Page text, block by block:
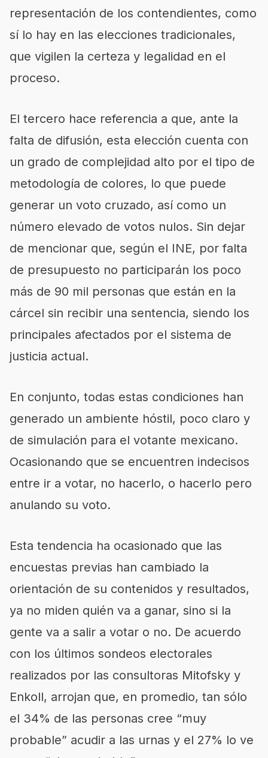
representación de los contendientes, como
sí lo hay en las elecciones tradicionales,
que vigilen la certeza y legalidad en el
proceso.
El tercero hace referencia a que, ante la
falta de difusión, esta elección cuenta con
un grado de complejidad alto por el tipo de
metodología de colores, lo que puede
generar un voto cruzado, así como un
número elevado de votos nulos. Sin dejar
de mencionar que, según el INE, por falta
de presupuesto no participarán los poco
más de 90 mil personas que están en la
cárcel sin recibir una sentencia, siendo los
principales afectados por el sistema de
justicia actual.
En conjunto, todas estas condiciones han
generado un ambiente hóstil, poco claro y
de simulación para el votante mexicano.
Ocasionando que se encuentren indecisos
entre ir a votar, no hacerlo, o hacerlo pero
anulando su voto.
Esta tendencia ha ocasionado que las
encuestas previas han cambiado la
orientación de su contenidos y resultados,
ya no miden quién va a ganar, sino si la
gente va a salir a votar o no. De acuerdo
con los últimos sondeos electorales
realizados por las consultoras Mitofsky y
Enkoll, arrojan que, en promedio, tan sólo
el 34% de las personas cree “muy
probable” acudir a las urnas y el 27% lo ve